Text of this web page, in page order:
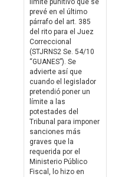
límite punitivo que se
prevé en el último
párrafo del art. 385
del rito para el Juez
Correccional
(STJRNS2 Se. 54/10
“GUANES”). Se
advierte así que
cuando el legislador
pretendió poner un
límite a las
potestades del
Tribunal para imponer
sanciones más
graves que la
requerida por el
Ministerio Público
Fiscal, lo hizo en